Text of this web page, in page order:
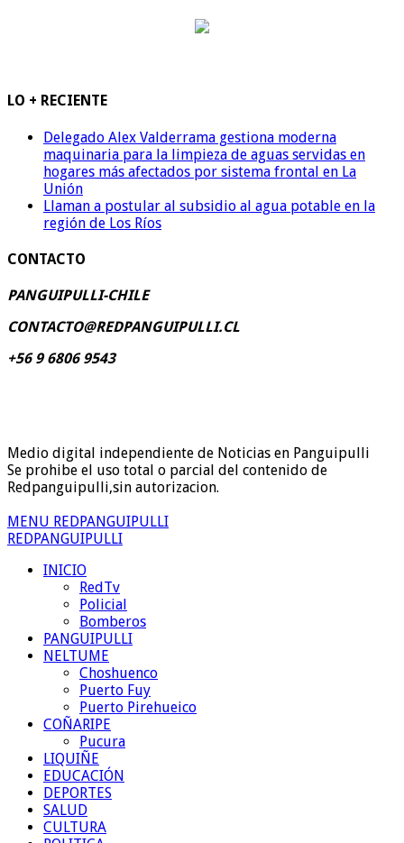
LO + RECIENTE
Delegado Alex Valderrama gestiona moderna
maquinaria para la limpieza de aguas servidas en
hogares más afectados por sistema frontal en La
Unión
Llaman a postular al subsidio al agua potable en la
región de Los Ríos
CONTACTO
PANGUIPULLI-CHILE
CONTACTO@REDPANGUIPULLI.CL
+56 9 6806 9543
Medio digital independiente de Noticias en Panguipulli
Se prohibe el uso total o parcial del contenido de
Redpanguipulli,sin autorizacion.
MENU REDPANGUIPULLI
REDPANGUIPULLI
INICIO
RedTv
Policial
Bomberos
PANGUIPULLI
NELTUME
Choshuenco
Puerto Fuy
Puerto Pirehueico
COÑARIPE
Pucura
LIQUIÑE
EDUCACIÓN
DEPORTES
SALUD
CULTURA